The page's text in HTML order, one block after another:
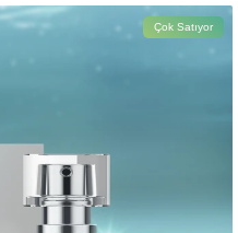
Çok Satıyor